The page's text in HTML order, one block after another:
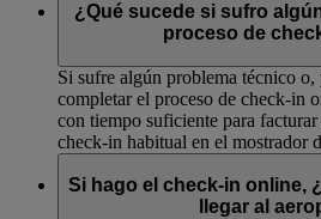
¿Qué sucede si sufro
proceso de
Si sufre algún problema técnico
completar el proceso de check-in
con tiempo suficiente para
check-in habitual en el mostrador
Si hago el check-in online,
llegar al